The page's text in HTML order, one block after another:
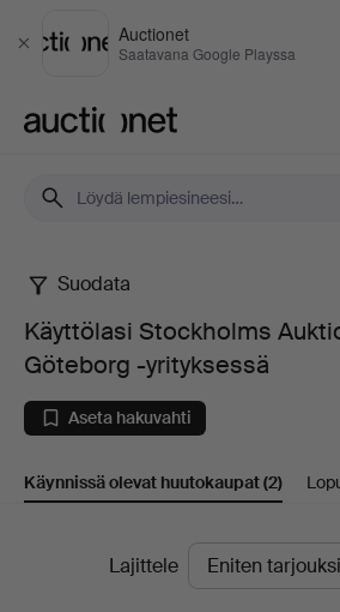
Sulje
Auctionet
Saatavana Google Playssa
Käyttölasi
Stockholms
Auktionsverk
Göteborg
yrityksessä
Suodata
Käyttölasi Stockholms
Göteborg -yrityksessä
Aseta hakuvahti
Käynnissä olevat huutokaupat(2)
KäynnissäLajittele